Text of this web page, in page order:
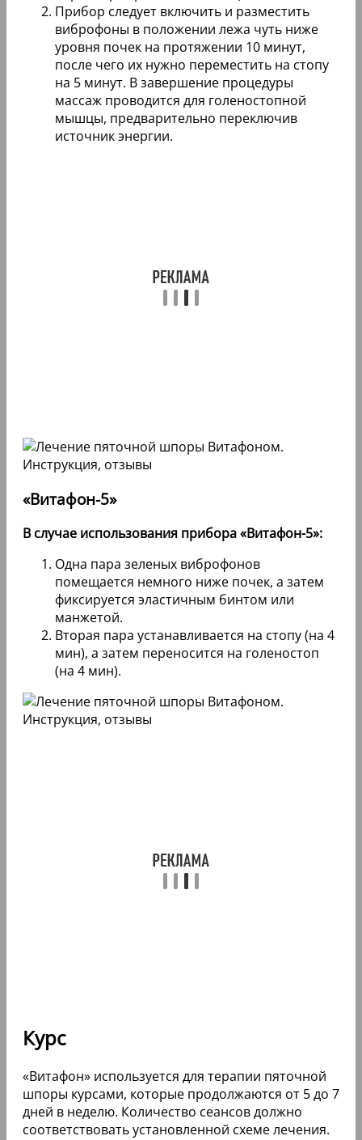
Прибор следует включить и разместить
виброфоны в положении лежа чуть ниже
уровня почек на протяжении 10 минут,
после чего их нужно переместить на стопу
на 5 минут. В завершение процедуры
массаж проводится для голеностопной
мышцы, предварительно переключив
источник энергии.
«Витафон-5»
В случае использования прибора «Витафон-5»:
Одна пара зеленых виброфонов
помещается немного ниже почек, а затем
фиксируется эластичным бинтом или
манжетой.
Вторая пара устанавливается на стопу (на 4
мин), а затем переносится на голеностоп
(на 4 мин).
Курс
«Витафон» используется для терапии пяточной
шпоры курсами, которые продолжаются от 5 до 7
дней в неделю. Количество сеансов должно
соответствовать установленной схеме лечения.